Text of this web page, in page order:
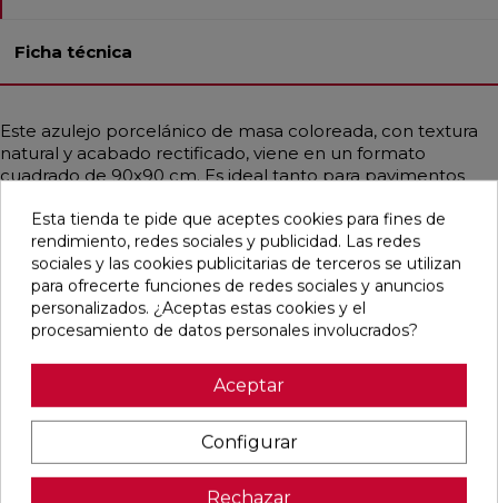
Ficha técnica
Este azulejo porcelánico de masa coloreada, con textura
natural y acabado rectificado, viene en un formato
cuadrado de 90x90 cm. Es ideal tanto para pavimentos
residenciales, comerciales y fachadas. Su resistencia a la
helada y a las manchas lo hace muy duradero. Con un
estilo contemporáneo, industrial y mediterráneo, imita el
cemento en un elegante color gris perla.
Pensamos que te puede interesar
favorite
Esta tienda te pide que aceptes cookies para fines de
rendimiento, redes sociales y publicidad. Las redes
sociales y las cookies publicitarias de terceros se utilizan
para ofrecerte funciones de redes sociales y anuncios
personalizados. ¿Aceptas estas cookies y el
procesamiento de datos personales involucrados?
Aceptar
Configurar
Rechazar